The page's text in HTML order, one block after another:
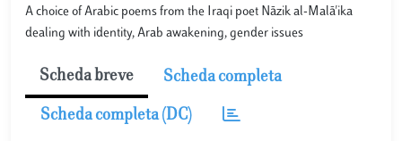
A choice of Arabic poems from the Iraqi poet Nāzik al-Malā'ika
dealing with identity, Arab awakening, gender issues
Scheda breve Scheda completa
Scheda completa (DC)